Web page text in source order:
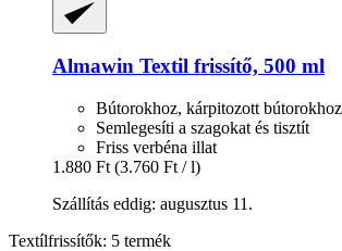
Almawin Textil frissítő, 500 ml
Bútorokhoz, kárpitozott
Semlegesíti a szagokat és tisztít
Friss verbéna illat
1.880 Ft (3.760 Ft / l)
Szállítás eddig: augusztus 11.
Textílfrissítők: 5 termék